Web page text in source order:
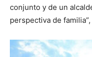
conjunto y de un
perspectiva de